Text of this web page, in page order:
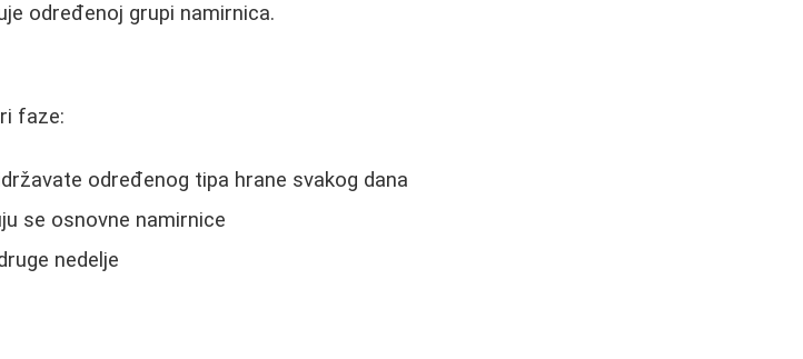
određenoj grupi namirnica.
faze:
određenog tipa hrane svakog dana
se osnovne namirnice
nedelje